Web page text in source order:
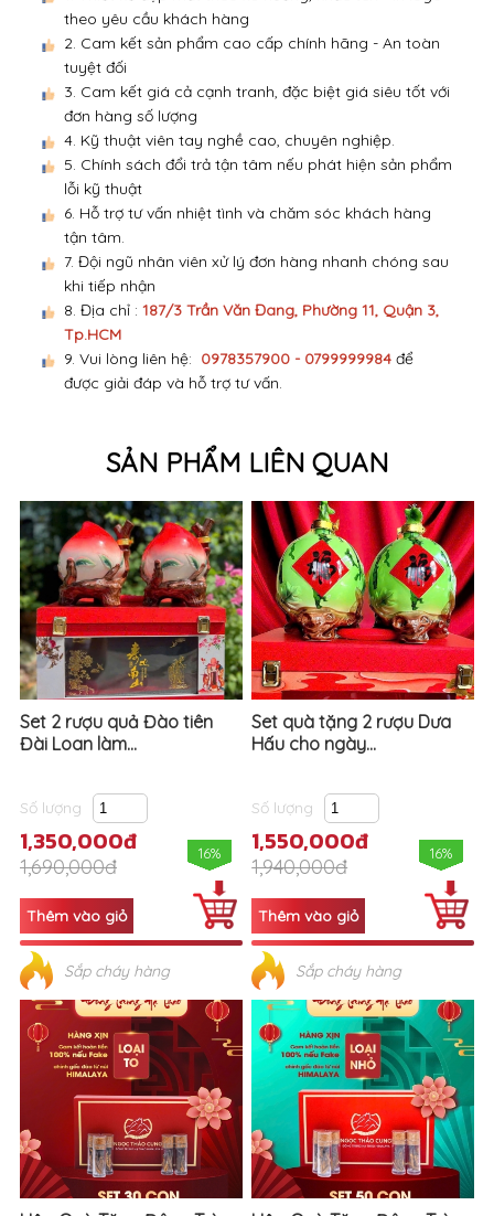
theo yêu cầu khách hàng
2. Cam kết sản phẩm cao cấp chính hãng - An toàn
tuyệt đối
3. Cam kết giá cả cạnh tranh, đặc biệt giá siêu tốt với
đơn hàng số lượng
4. Kỹ thuật viên tay nghề cao, chuyên nghiệp.
5. Chính sách đổi trả tận tâm nếu phát hiện sản phẩm
lỗi kỹ thuật
6. Hỗ trợ tư vấn nhiệt tình và chăm sóc khách hàng
tận tâm.
7. Đội ngũ nhân viên xử lý đơn hàng nhanh chóng sau
khi tiếp nhận
8. Địa chỉ : 187/3 Trần Văn Đang, Phường 11, Quận 3,
Tp.HCM
9. Vui lòng liên hệ: 0978357900 - 0799999984 để
được giải đáp và hỗ trợ tư vấn.
SẢN PHẨM LIÊN QUAN
Set 2 rượu quả Đào tiên
Đài Loan làm...
Số lượng
1,350,000đ
1,690,000đ
16%
Sắp cháy hàng
Set quà tặng 2 rượu Dưa
Hấu cho ngày...
Số lượng
1,550,000đ
1,940,000đ
16%
Sắp cháy hàng